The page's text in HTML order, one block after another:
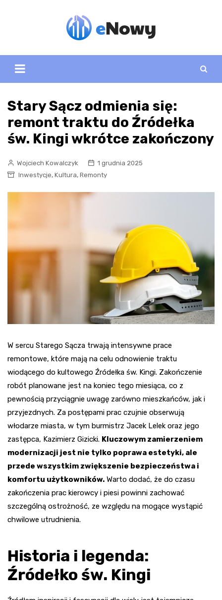
Stary Sącz odmienia się:
remont traktu do Źródełka
św. Kingi wkrótce zakończony
Wojciech Kowalczyk
1 grudnia 2025
Inwestycje, Kultura, Remonty
W sercu Starego Sącza trwają intensywne prace
remontowe, które mają na celu odnowienie traktu
wiodącego do kultowego Źródełka św. Kingi. Zakończenie
robót planowane jest na koniec tego miesiąca, co z
pewnością przyciągnie uwagę zarówno mieszkańców, jak i
przyjezdnych. Za postępami prac czujnie obserwują
włodarze miasta, w tym burmistrz Jacek Lelek oraz jego
zastępca, Kazimierz Gizicki. Kluczowym zamierzeniem
modernizacji jest nie tylko poprawa estetyki, ale
przede wszystkim zwiększenie bezpieczeństwa i
komfortu użytkowników. Warto dodać, że do czasu
zakończenia prac kierowcy i piesi powinni zachować
szczególną ostrożność, ze względu na mogące wystąpić
chwilowe utrudnienia.
Historia i legenda:
Źródełko św. Kingi